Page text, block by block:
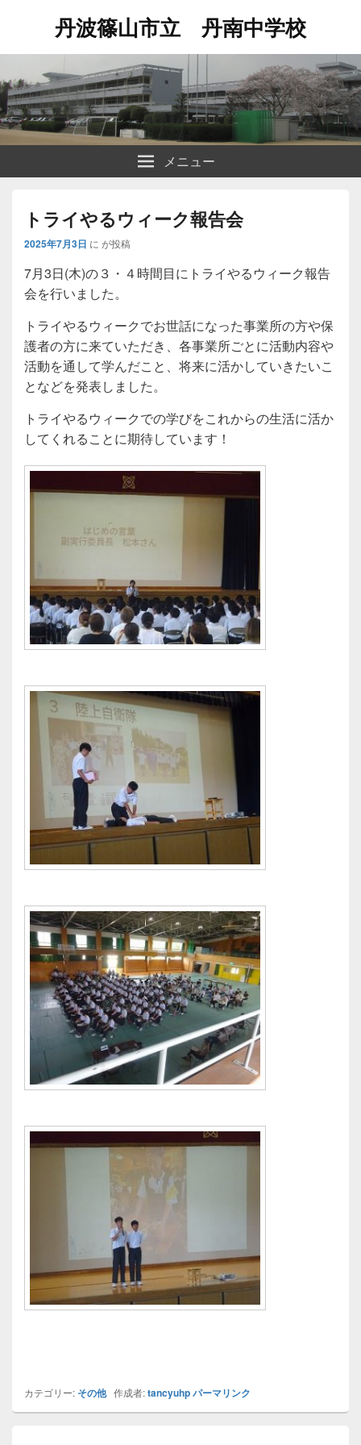
丹波篠山市立 丹南中学校
メニュー
トライやるウィーク報告会
2025年7月3日 に が投稿
7月3日(木)の３・４時間目にトライやるウィーク報告
会を行いました。
トライやるウィークでお世話になった事業所の方や保
護者の方に来ていただき、各事業所ごとに活動内容や
活動を通して学んだこと、将来に活かしていきたいこ
となどを発表しました。
トライやるウィークでの学びをこれからの生活に活か
してくれることに期待しています！
カテゴリー: その他作成者:tancyuhpパーマリンク